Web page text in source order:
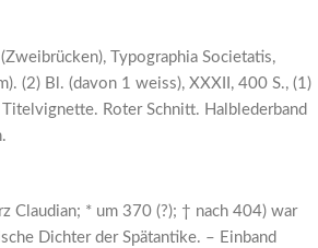
Typographia Societatis,
(2) Bl. (davon 1 weiss), XXXII, 400 S., (1)
Roter Schnitt. Halblederband
Claudian; * um 370 (?); † nach 404) war
Dichter der Spätantike. – Einband